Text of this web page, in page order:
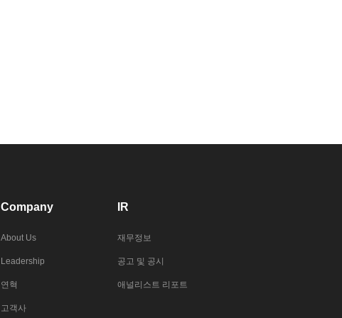
Company
About Us
Leadership
연혁
고객사
IR
재무정보
공고 및 공시
애널리스트 리포트